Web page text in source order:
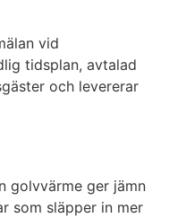
vid
tidsplan, avtalad
och levererar
golvvärme ger jämn
som släpper in mer